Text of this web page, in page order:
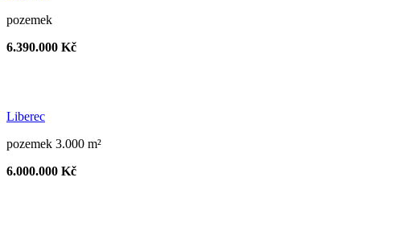
pozemek
6.390.000 Kč
Liberec
pozemek 3.000 m²
6.000.000 Kč